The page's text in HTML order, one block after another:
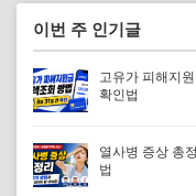
이번 주 인기글
고유가 피해지
확인법
열사병 증상 총
법